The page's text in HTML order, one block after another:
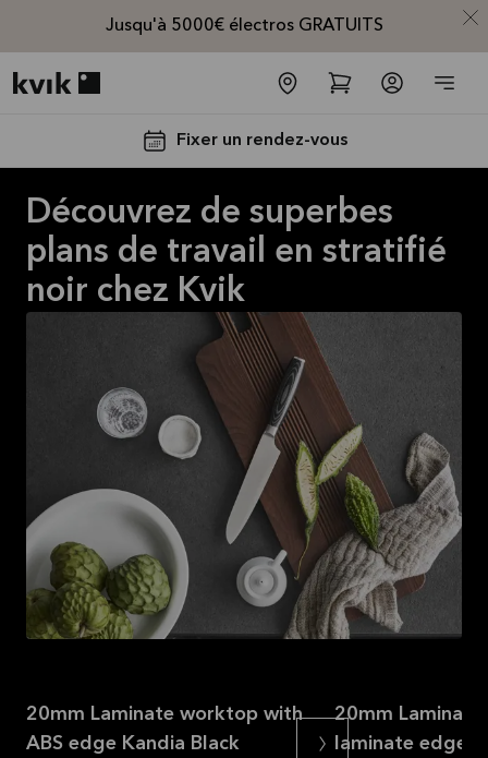
Jusqu'à 5000€ électros GRATUITS
Fixer un rendez-vous
Jusqu'à
5000€
d'appareils
électros
GRATUITS*
Lire la
suite
Découvrez de superbes
plans de travail en stratifié
noir chez Kvik
20mm Laminate worktop with
ABS edge Kandia Black
20mm
laminate edge